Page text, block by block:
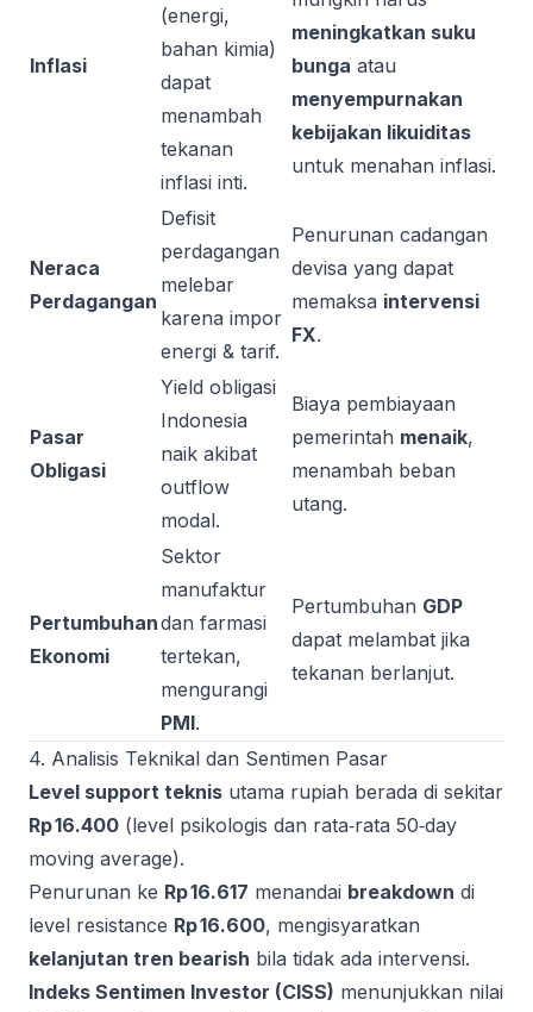
Inflasi
(energi,
bahan kimia)
dapat
menambah
tekanan
inflasi inti.
meningkatkan suku
bunga atau
menyempurnakan
kebijakan likuiditas
untuk menahan inflasi.
Neraca
Perdagangan
Defisit
perdagangan
melebar
karena impor
energi & tarif.
Penurunan cadangan
devisa yang dapat
memaksa intervensi
FX.
Pasar
Obligasi
Yield obligasi
Indonesia
naik akibat
outflow
modal.
Biaya pembiayaan
pemerintah menaik,
menambah beban
utang.
Pertumbuhan
Ekonomi
Sektor
manufaktur
dan farmasi
tertekan,
mengurangi
PMI.
Pertumbuhan GDP
dapat melambat jika
tekanan berlanjut.
4. Analisis Teknikal dan Sentimen Pasar
Level support teknis utama rupiah berada di sekitar
Rp 16.400 (level psikologis dan rata‑rata 50‑day
moving average).
Penurunan ke Rp 16.617 menandai breakdown di
level resistance Rp 16.600, mengisyaratkan
kelanjutan tren bearish bila tidak ada intervensi.
Indeks Sentimen Investor (CISS) menunjukkan nilai